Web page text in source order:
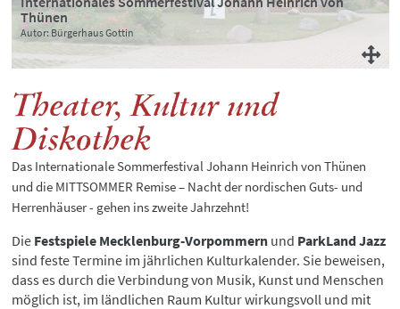
Thünen
Autor: Bürgerhaus Gottin
Theater, Kultur und
Diskothek
Das Internationale Sommerfestival Johann Heinrich von Thünen
und die MITTSOMMER Remise – Nacht der nordischen Guts- und
Herrenhäuser - gehen ins zweite Jahrzehnt!
Die Festspiele Mecklenburg-Vorpommernund ParkLand Jazz
sind feste Termine im jährlichen Kulturkalender. Sie beweisen,
dass es durch die Verbindung von Musik, Kunst und Menschen
möglich ist, im ländlichen Raum Kultur wirkungsvoll und mit